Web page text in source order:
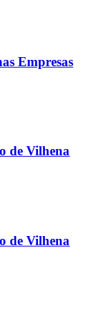
Empresas
de Vilhena
de Vilhena